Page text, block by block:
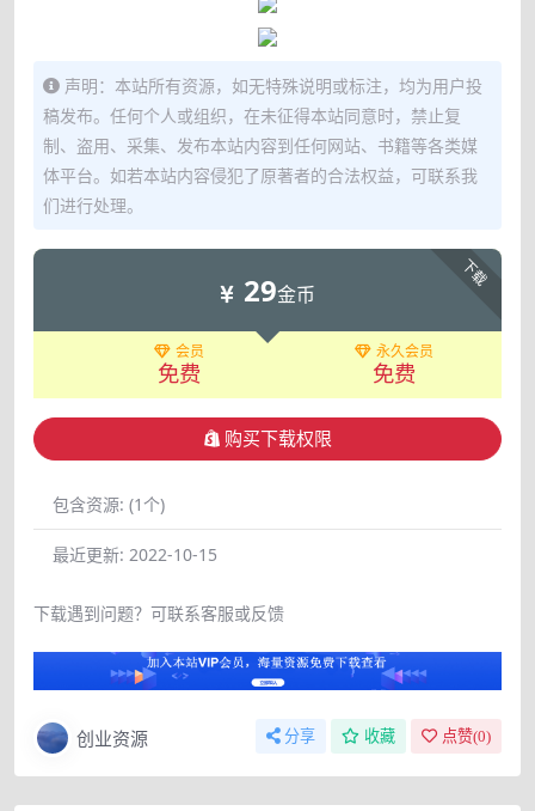
声明：本站所有资源，如无特殊说明或标注，均为用户投
稿发布。任何个人或组织，在未征得本站同意时，禁止复
制、盗用、采集、发布本站内容到任何网站、书籍等各类媒
体平台。如若本站内容侵犯了原著者的合法权益，可联系我
们进行处理。
下载
29金币
会员
免费
永久会员
免费
购买下载权限
包含资源: (1个)
最近更新: 2022-10-15
下载遇到问题？可联系客服或反馈
创业资源 分享 收藏 点赞(0)